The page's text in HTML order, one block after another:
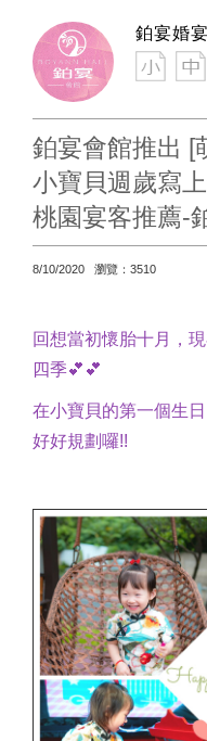
鉑宴婚
鉑宴會館推出 [
小寶貝週歲寫
桃園宴客推薦-
8/10/2020 瀏覽：3510
回想當初懷胎十月，
四季💕💕
在小寶貝的第一個生
好好規劃囉!!